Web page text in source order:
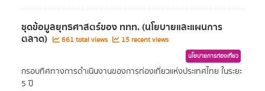
ชุดข้อมูลยุทธศาสตร์ของ ททท. (นโยบายและแผนการ
ตลาด) 661 total views 15 recent views
นโยบายการท่องเที่ยว
กรอบทิศทางการดำเนินงานของการท่องเที่ยวแห่งประเทศไทย ในระยะ
5 ปี